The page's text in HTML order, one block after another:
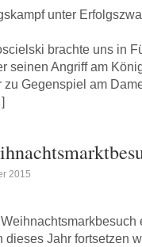
unter
brachte uns in
seinen Angriff am
Gegenspiel am
2015
dieses Jahr fortsetzen